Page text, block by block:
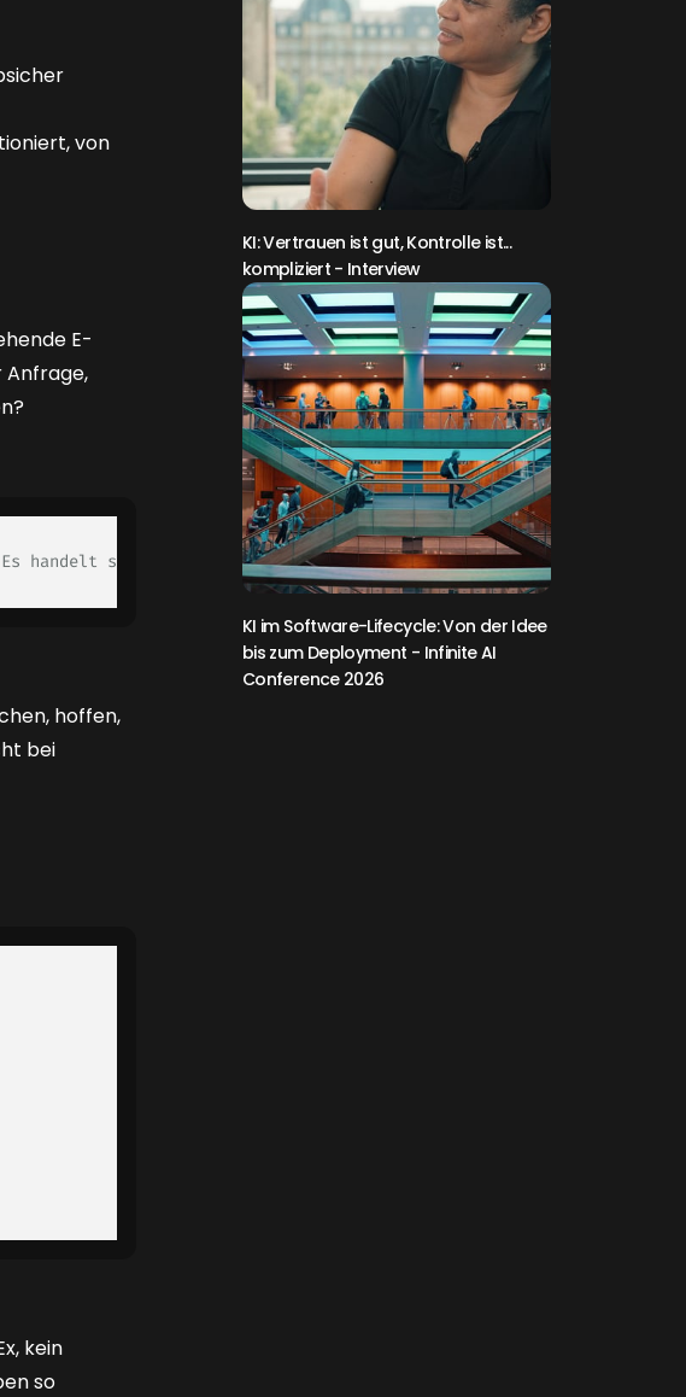
von
E-
Anfrage,
handelt sich um eine Reklamation bezüglich eines defekten Teils."
hoffen,
bei
kein
so
KI: Vertrauen ist gut, Kontrolle ist...
kompliziert - Interview
KI im Software-Lifecycle: Von der Idee
bis zum Deployment - Infinite AI
Conference 2026